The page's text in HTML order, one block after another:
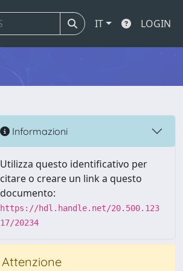
IT LOGIN
Informazioni
Utilizza questo identificativo per
citare o creare un link a questo
documento:
https://hdl.handle.net/20.500.123
17/20234
Attenzione